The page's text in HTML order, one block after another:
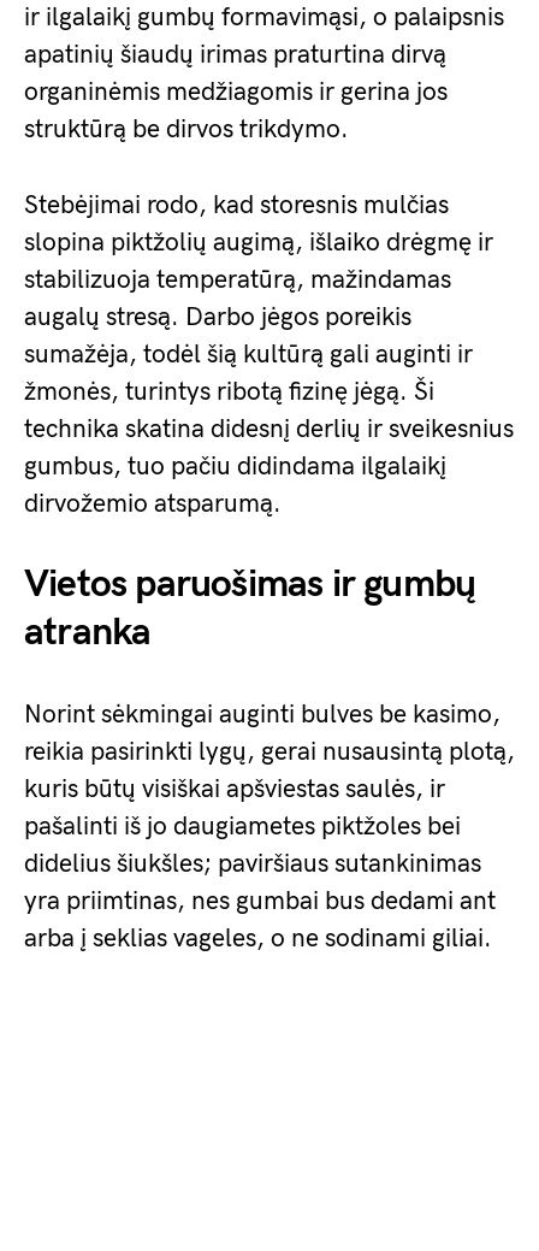
ir ilgalaikį gumbų formavimąsi, o palaipsnis
apatinių šiaudų irimas praturtina dirvą
organinėmis medžiagomis ir gerina jos
struktūrą be dirvos trikdymo.
Stebėjimai rodo, kad storesnis mulčias
slopina piktžolių augimą, išlaiko drėgmę ir
stabilizuoja temperatūrą, mažindamas
augalų stresą. Darbo jėgos poreikis
sumažėja, todėl šią kultūrą gali auginti ir
žmonės, turintys ribotą fizinę jėgą. Ši
technika skatina didesnį derlių ir sveikesnius
gumbus, tuo pačiu didindama ilgalaikį
dirvožemio atsparumą.
Vietos paruošimas ir gumbų
atranka
Norint sėkmingai auginti bulves be kasimo,
reikia pasirinkti lygų, gerai nusausintą plotą,
kuris būtų visiškai apšviestas saulės, ir
pašalinti iš jo daugiametes piktžoles bei
didelius šiukšles; paviršiaus sutankinimas
yra priimtinas, nes gumbai bus dedami ant
arba į seklias vageles, o ne sodinami giliai.